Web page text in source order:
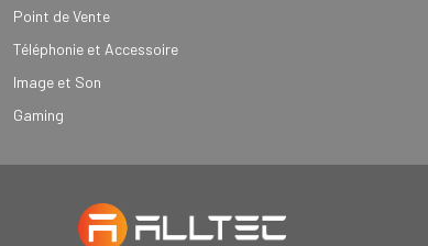
Point de Vente
Téléphonie et Accessoire
Image et Son
Gaming